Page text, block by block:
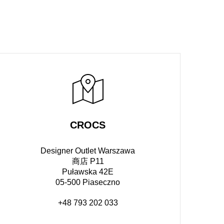
CROCS
Designer Outlet Warszawa
商店 P11
Puławska 42E
05-500 Piaseczno
+48 793 202 033